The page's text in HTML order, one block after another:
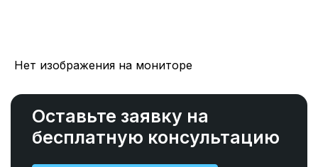
Нет изображения на мониторе
Оставьте заявку на
бесплатную консультацию